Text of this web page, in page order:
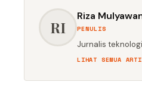
RI
Riza
PENULIS
Jurnalis
LIHAT SEMUA